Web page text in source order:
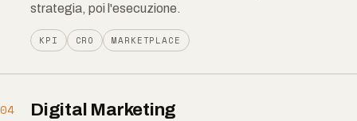
strategia, poi l'esecuzione.
KPI CRO MARKETPLACE
04 Digital Marketing